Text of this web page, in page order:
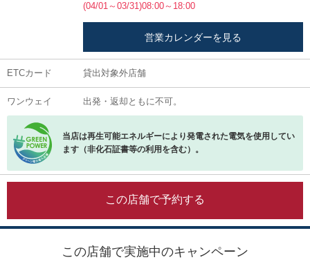
(04/01～03/31)08:00～18:00
営業カレンダーを見る
ETCカード 貸出対象外店舗
ワンウェイ 出発・返却ともに不可。
当店は再生可能エネルギーにより発電された電気を使用してい
ます（非化石証書等の利用を含む）。
この店舗で予約する
この店舗で実施中のキャンペーン